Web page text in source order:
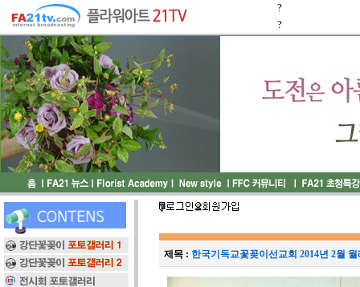
?
?
제목 : 한국기독교꽃꽂이선교회 2014년 2월